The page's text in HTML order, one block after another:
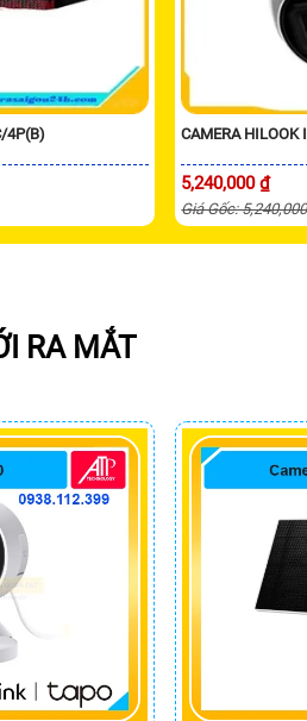
4P(B) CAMERA HILOOK
5,240,000 ₫
Giá Gốc:
RA MẮT